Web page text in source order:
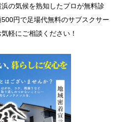
の気候を熟知したプロが無料診
円で足場代無料のサブスクサー
軽にご相談ください！